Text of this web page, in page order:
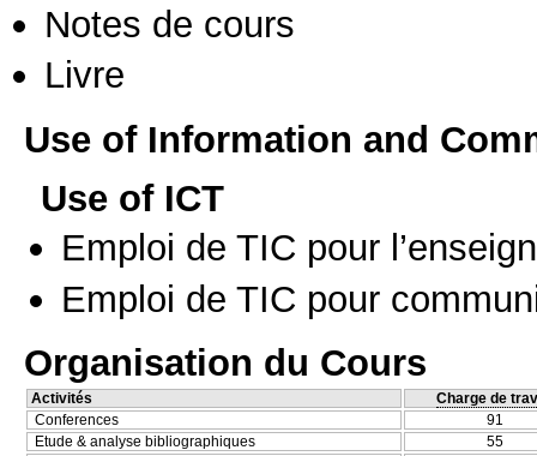
Notes de cours
Livre
Use of Information and
Use of ICT
Emploi de TIC pour
Emploi de TIC pour
Organisation du Cours
Activités
Charge de
Conferences
91
Etude & analyse bibliographiques
55